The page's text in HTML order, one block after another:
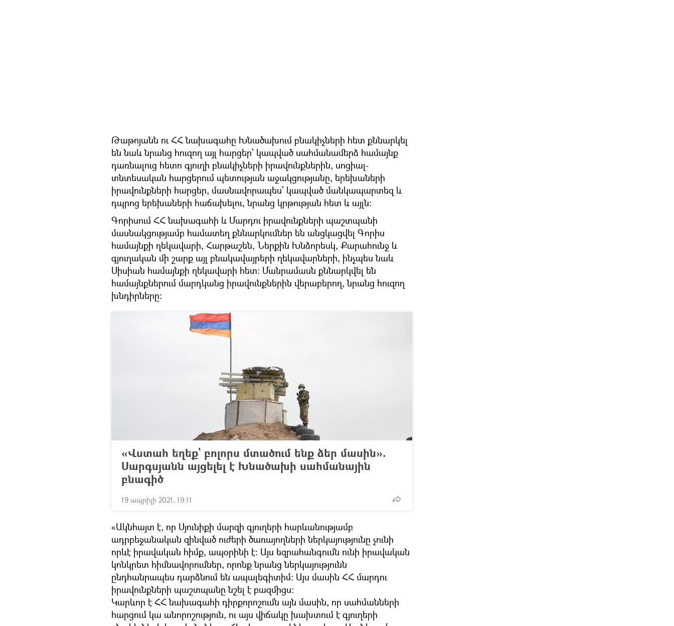
Թաթոյանն ու ՀՀ նախագահը Խնածախում բնակիչների հետ քննարկել
են նաև նրանց հուզող այլ հարցեր՝ կապված սահմանամերձ համայնք
դառնալուց հետո գյուղի բնակիչների իրավունքներին, սոցիալ-
տնտեսական հարցերում պետության աջակցությանը, երեխաների
իրավունքների հարցեր, մասնավորապես՝ կապված մանկապարտեզ և
դպրոց երեխաների հաճախելու, նրանց կրթության հետ և այլն:
Գորիսում ՀՀ նախագահի և Մարդու իրավունքների պաշտպանի
մասնակցությամբ համատեղ քննարկումներ են անցկացվել Գորիս
համայնքի ղեկավարի, Հարթաշեն, Ներքին Խնձորեսկ, Քարահունջ և
գյուղական մի շարք այլ բնակավայրերի ղեկավարների, ինչպես նաև
Սիսիան համայնքի ղեկավարի հետ: Մանրամասն քննարկվել են
համայնքներում մարդկանց իրավունքներին վերաբերող, նրանց հուզող
խնդիրները:
«Վստահ եղեք` բոլորս մտածում ենք ձեր մասին».
Սարգսյանն այցելել է Խնածախի սահմանային
բնագիծ
19 ապրիլի 2021, 19:11
«Ակնհայտ է, որ Սյունիքի մարզի գյուղերի հարևանությամբ
ադրբեջանական զինված ուժերի ծառայողների ներկայությունը չունի
որևէ իրավական հիմք, ապօրինի է: Այս եզրահանգումն ունի իրավական
կոնկրետ հիմնավորումներ, որոնք նրանց ներկայությունն
ընդհանրապես դարձնում են ապալեգիտիմ: Այս մասին ՀՀ մարդու
իրավունքների պաշտպանը նշել է բազմիցս:
Կարևոր է ՀՀ նախագահի դիրքորոշումն այն մասին, որ սահմանների
հարցում կա անորոշություն, ու այս վիճակը խախտում է գյուղերի